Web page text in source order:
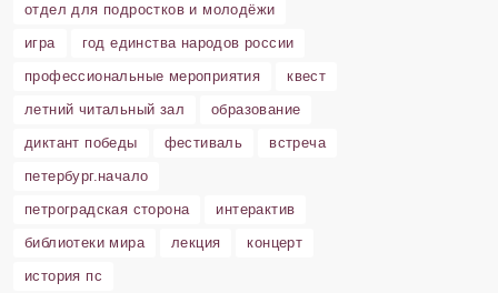
отдел для подростков и молодёжи
игра
год единства народов россии
профессиональные мероприятия
квест
летний читальный зал
образование
диктант победы
фестиваль
встреча
петербург.начало
петроградская сторона
интерактив
библиотеки мира
лекция
концерт
история пс